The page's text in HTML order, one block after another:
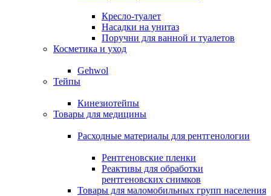
Кресло-туалет
Насадки на унитаз
Поручни для ванной и туалетов
Косметика и уход
Gehwol
Тейпы
Кинезиотейпы
Товары для медицины
Расходные материалы для рентгенологии
Рентгеновские пленки
Реактивы для обработки
рентгеновских снимков
Товары для маломобильных групп населения